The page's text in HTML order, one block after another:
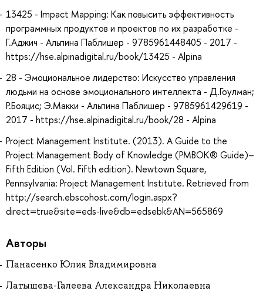
13425 - Impact Mapping: Как повысить эффективность
программных продуктов и проектов по их разработке -
Г.Аджич - Альпина Паблишер - 9785961448405 - 2017 -
https://hse.alpinadigital.ru/book/13425 - Alpina
28 - Эмоциональное лидерство: Искусство управления
людьми на основе эмоционального интеллекта - Д.Гоулман;
Р.Бояцис; Э.Макки - Альпина Паблишер - 9785961429619 -
2017 - https://hse.alpinadigital.ru/book/28 - Alpina
Project Management Institute. (2013). A Guide to the
Project Management Body of Knowledge (PMBOK® Guide)–
Fifth Edition (Vol. Fifth edition). Newtown Square,
Pennsylvania: Project Management Institute. Retrieved from
http://search.ebscohost.com/login.aspx?
direct=true&site=eds-live&db=edsebk&AN=565869
Авторы
Панасенко Юлия Владимировна
Латышева-Галеева Александра Николаевна